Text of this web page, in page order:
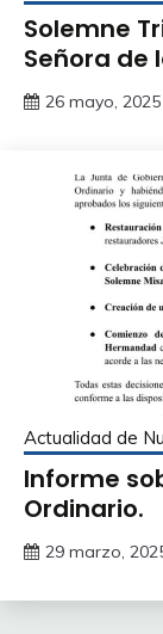
Solemne
Señora de
26 mayo, 2025
Actualidad de
Informe
Ordinario.
29 marzo,